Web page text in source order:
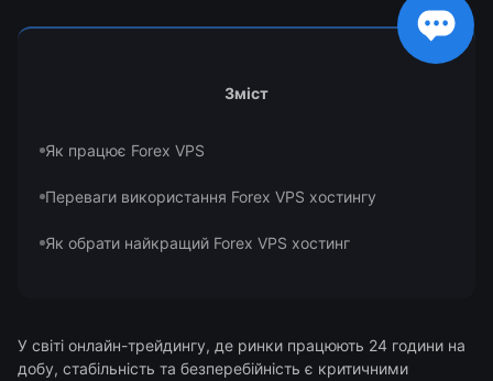
Зміст
Як працює Forex VPS
Переваги використання Forex VPS хостингу
Як обрати найкращий Forex VPS хостинг
У світі онлайн-трейдингу, де ринки працюють 24 години на
добу, стабільність та безперебійність є критичними